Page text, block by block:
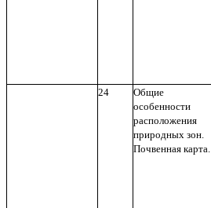
24
Общие
особенности
расположения
природных зон.
Почвенная карта.